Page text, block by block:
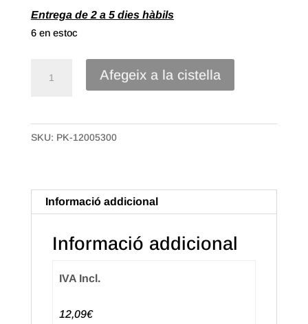
Entrega de 2 a 5 dies hàbils
6 en estoc
Bobina
Polipropilè
70x50m.
Punts
Vermells
Afegeix a la cistella
SKU: PK-12005300
Informació addicional
Informació addicional
IVA Incl.
12,09€